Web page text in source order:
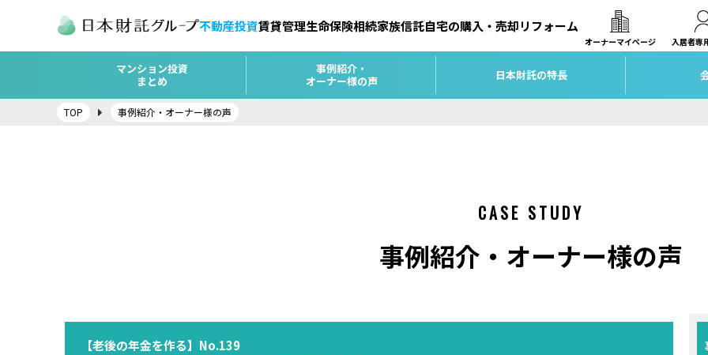
不動産投資賃貸管理生命保険相続家族信託自宅の購入・売却リフォーム
オーナーマイページ 入居者専
マンション投資
まとめ
事例紹介・
オーナー様の声
日本財託の特長
TOP 事例紹介・オーナー様の声
CASE STUDY
事例紹介・オーナー様の声
【老後の年金を作る】No.139